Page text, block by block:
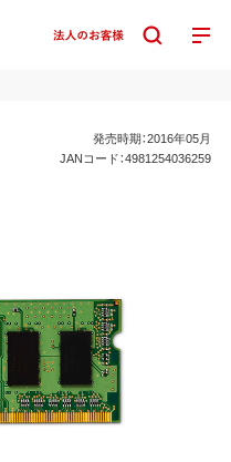
発売時期：2016年05月
JANコード：4981254036259